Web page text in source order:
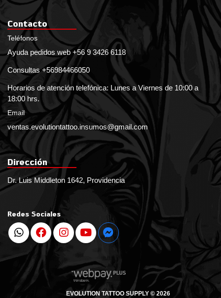
Contacto
Teléfonos
Ayuda pedidos web +56 9 3426 6118
Consultas +56984466050
Horarios de atención telefónica: Lunes a Viernes de 10:00 a
18:00 hrs.
Email
ventas.evolutiontattoo.insumos@gmail.com
Dirección
Dr. Luis Middleton 1642, Providencia
Redes Sociales
EVOLUTION TATTOO SUPPLY © 2026